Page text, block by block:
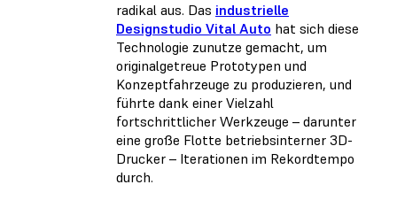
radikal aus. Das industrielle
Designstudio Vital Auto hat sich diese
Technologie zunutze gemacht, um
originalgetreue Prototypen und
Konzeptfahrzeuge zu produzieren, und
führte dank einer Vielzahl
fortschrittlicher Werkzeuge – darunter
eine große Flotte betriebsinterner 3D-
Drucker – Iterationen im Rekordtempo
durch.